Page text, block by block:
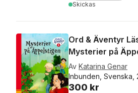
Skickas
Ord & Äventyr
Mysterier på
Av Katarina Genar
Inbunden, Svenska,
300 kr